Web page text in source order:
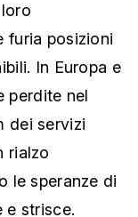
furia posizioni
In Europa e
perdite nel
dei servizi
rialzo
le speranze di
e strisce.